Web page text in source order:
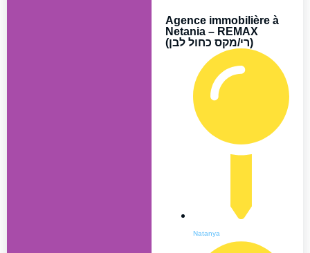
Agence immobilière à
Netania – REMAX
(רי/מקס כחול לבן)
Natanya